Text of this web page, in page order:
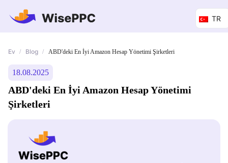
TR
Ev / Blog / ABD'deki En İyi Amazon Hesap Yönetimi Şirketleri
18.08.2025
ABD'deki En İyi Amazon Hesap Yönetimi
Şirketleri